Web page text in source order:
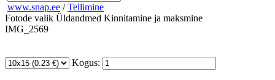
www.snap.ee / Tellimine
Fotode valik Üldandmed Kinnitamine ja maksmine
IMG_2569
Kogus: